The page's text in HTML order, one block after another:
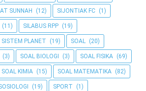
SUNNAH (12) SIJONTIAK FC (1)
(11) SILABUS RPP (19)
SISTEM PLANET (19) SOAL (20)
(3) SOAL BIOLOGI (3) SOAL FISIKA (69)
SOAL KIMIA (15) SOAL MATEMATIKA (82)
(19) SPORT (1)